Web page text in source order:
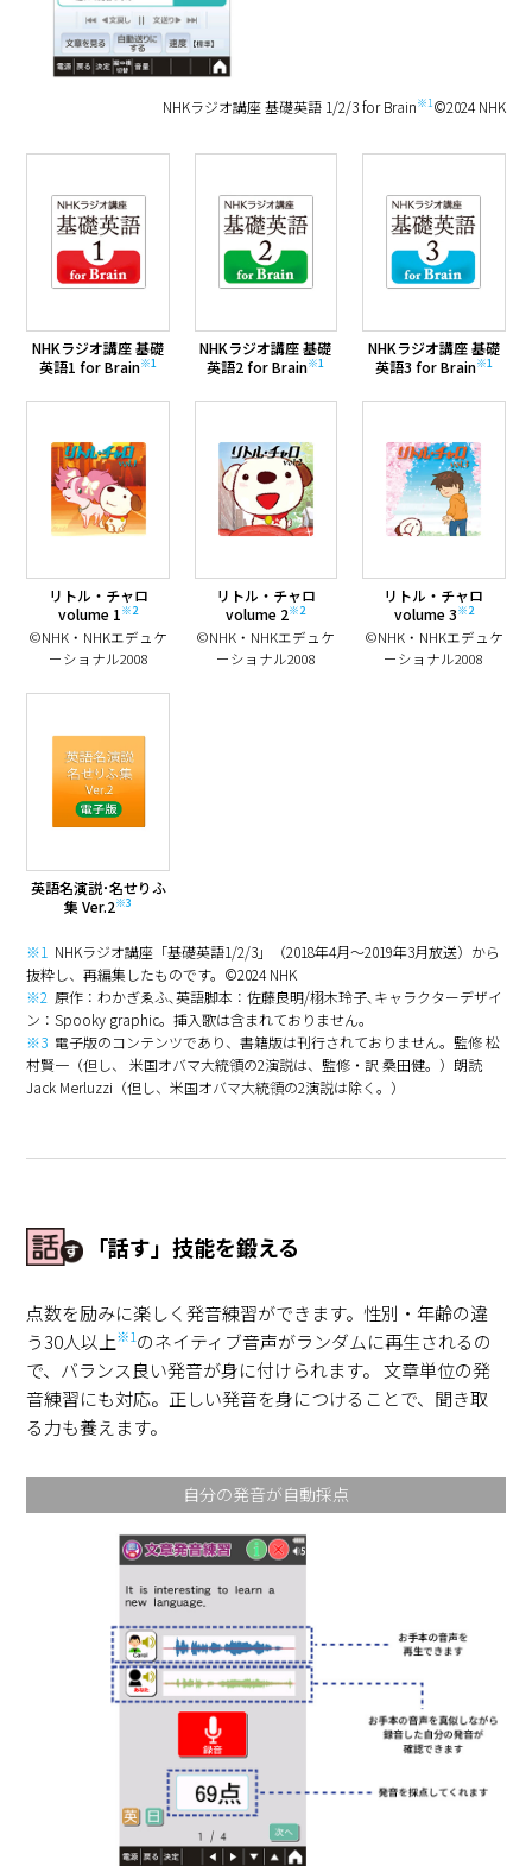
NHKラジオ講座 基礎英語 1/2/3 for Brain※1©2024 NHK
NHKラジオ講座 基礎
英語1 for Brain※1
NHKラジオ講座 基礎
英語2for Brain※1
NHKラジオ講座 基礎
英語3 for Brain※1
リトル・チャロ
volume 1※2
©NHK・NHKエデュケ
ーショナル2008
リトル・チャロ
volume 2※2
©NHK・NHKエデュケ
ーショナル2008
リトル・チャロ
volume 3※2
©NHK・NHKエデュケ
ーショナル2008
英語名演説･名せりふ
集 Ver.2※3
※1 NHKラジオ講座「基礎英語1/2/3」（2018年4月～2019年3月放送）から
抜粋し、再編集したものです。©2024 NHK
※2 原作：わかぎゑふ､英語脚本：佐藤良明/栩木玲子､キャラクターデザイ
ン：Spooky graphic。挿入歌は含まれておりません。
※3 電子版のコンテンツであり、書籍版は刊行されておりません。監修 松
村賢一（但し、 米国オバマ大統領の2演説は、監修・訳 桑田健。）朗読
Jack Merluzzi（但し、米国オバマ大統領の2演説は除く。）
「話す」技能を鍛える
点数を励みに楽しく発音練習ができます。性別・年齢の違
う30人以上※1のネイティブ音声がランダムに再生されるの
で、バランス良い発音が身に付けられます。 文章単位の発
音練習にも対応。正しい発音を身につけることで、聞き取
る力も養えます。
自分の発音が自動採点